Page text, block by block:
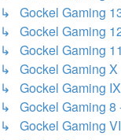
↳ Gockel Gaming
↳ Gockel Gaming
↳ Gockel Gaming
↳ Gockel Gaming X
↳ Gockel Gaming
↳ Gockel Gaming 8
↳ Gockel Gaming